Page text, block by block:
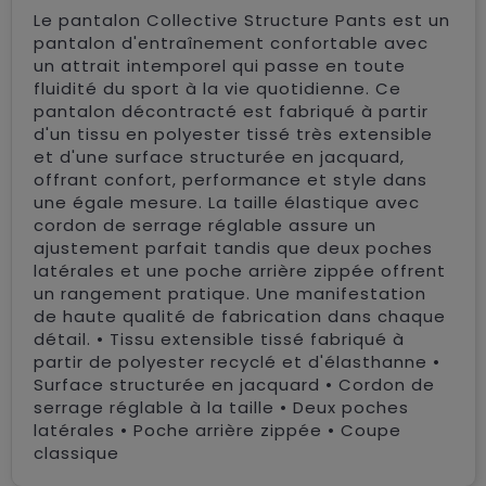
Le pantalon Collective Structure Pants est un
pantalon d'entraînement confortable avec
un attrait intemporel qui passe en toute
fluidité du sport à la vie quotidienne. Ce
pantalon décontracté est fabriqué à partir
d'un tissu en polyester tissé très extensible
et d'une surface structurée en jacquard,
offrant confort, performance et style dans
une égale mesure. La taille élastique avec
cordon de serrage réglable assure un
ajustement parfait tandis que deux poches
latérales et une poche arrière zippée offrent
un rangement pratique. Une manifestation
de haute qualité de fabrication dans chaque
détail. • Tissu extensible tissé fabriqué à
partir de polyester recyclé et d'élasthanne •
Surface structurée en jacquard • Cordon de
serrage réglable à la taille • Deux poches
latérales • Poche arrière zippée • Coupe
classique